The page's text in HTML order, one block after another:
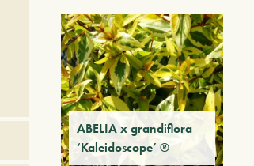
ABELIA x grandiflora
‘Kaleidoscope’ ®